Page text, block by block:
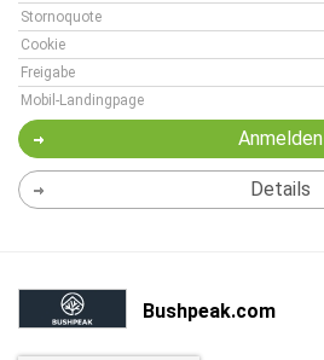
Stornoquote
Cookie
Freigabe
Mobil-Landingpage
Anmelden
Details
Bushpeak.com